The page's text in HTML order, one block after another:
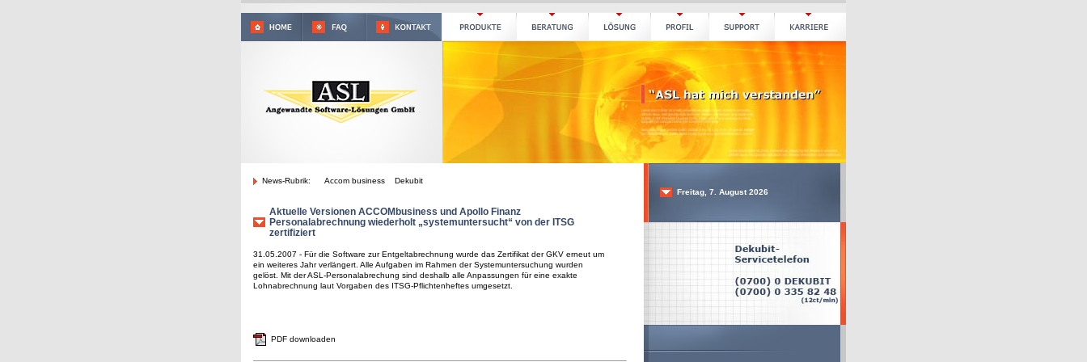
News-Rubrik: Accom business Dekubit
Aktuelle Versionen ACCOMbusiness und Apollo Finanz
Personalabrechnung wiederholt „systemuntersucht“ von der ITSG
zertifiziert
31.05.2007 - Für die Software zur Entgeltabrechnung wurde das Zertifikat der GKV erneut um
ein weiteres Jahr verlängert. Alle Aufgaben im Rahmen der Systemuntersuchung wurden
gelöst. Mit der ASL-Personalabrechung sind deshalb alle Anpassungen für eine exakte
Lohnabrechnung laut Vorgaben des ITSG-Pflichtenheftes umgesetzt.
PDF downloaden
Freitag, 7. August 2026